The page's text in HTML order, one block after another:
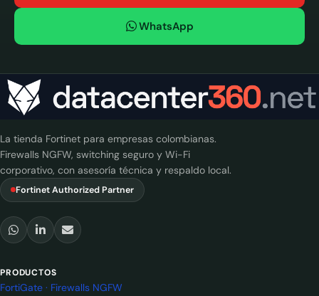
WhatsApp
La tienda Fortinet para empresas colombianas.
Firewalls NGFW, switching seguro y Wi-Fi
corporativo, con asesoría técnica y respaldo local.
Fortinet Authorized Partner
PRODUCTOS
FortiGate · Firewalls NGFW